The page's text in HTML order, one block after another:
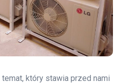
który stawia przed nami